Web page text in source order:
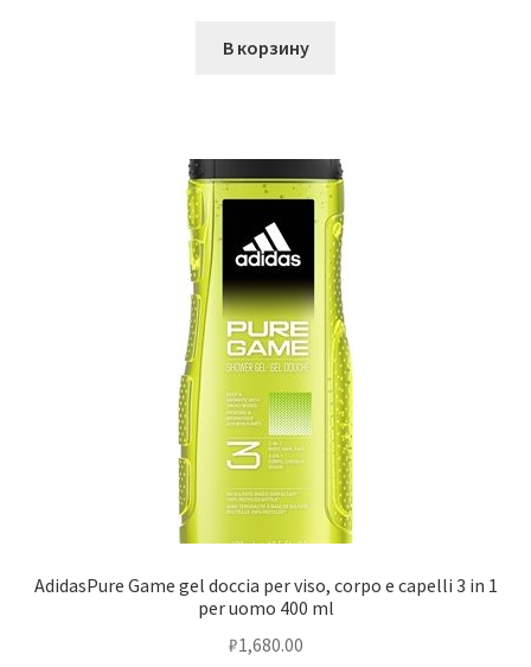
В корзину
AdidasPure Game gel doccia per viso, corpo e capelli 3 in 1
per uomo 400 ml
₽1,680.00